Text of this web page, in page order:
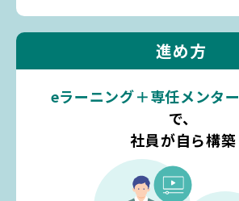
進め方
eラーニング＋専任メンター
で、
社員が自ら構築